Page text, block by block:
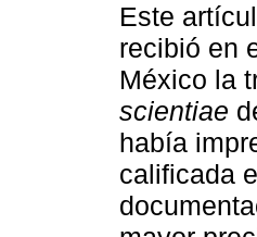
Este
recibió en
México la
scientiae
había
calificada